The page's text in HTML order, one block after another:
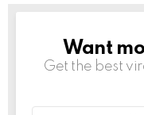
NEWSLETTER
Want
Get the best